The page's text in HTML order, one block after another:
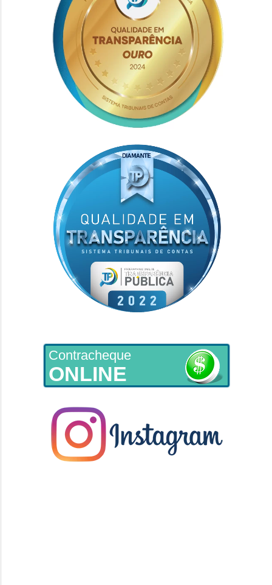
Contracheque
ONLINE